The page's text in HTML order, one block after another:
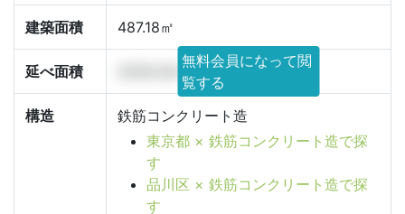
建築面積 487.18㎡
延べ面積 2029.26㎡
無料会員になって閲
覧する
構造
鉄筋コンクリート造
東京都 × 鉄筋コンクリート造で探
す
品川区 × 鉄筋コンクリート造で探
す